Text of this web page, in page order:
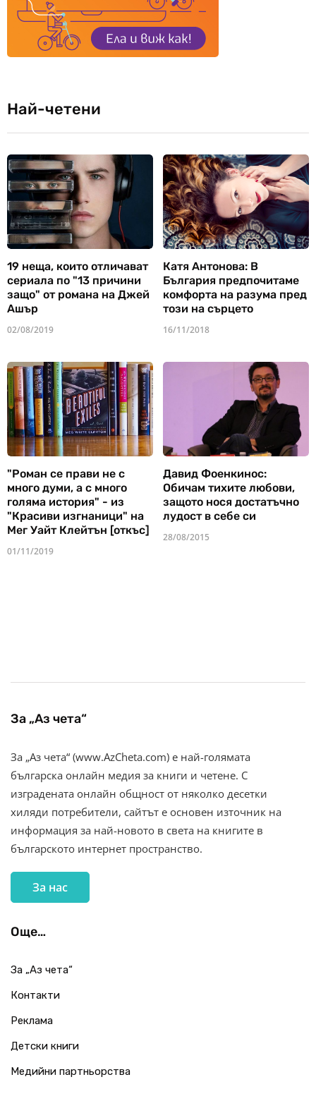
Най-четени
19 неща, които отличават
сериала по "13 причини
защо" от романа на Джей
Ашър
02/08/2019
Катя Антонова: В
България предпочитаме
комфорта на разума пред
този на сърцето
16/11/2018
"Роман се прави не с
много думи, а с много
голяма история" - из
"Красиви изгнаници" на
Мег Уайт Клейтън [откъс]
01/11/2019
Давид Фоенкинос:
Обичам тихите любови,
защото нося достатъчно
лудост в себе си
28/08/2015
За „Аз чета“
За „Аз чета“ (www.AzCheta.com) е най-голямата
българска онлайн медия за книги и четене. С
изградената онлайн общност от няколко десетки
хиляди потребители, сайтът е основен източник на
информация за най-новото в света на книгите в
българското интернет пространство.
За нас
Още…
За „Аз чета“
Контакти
Реклама
Детски книги
Медийни партньорства